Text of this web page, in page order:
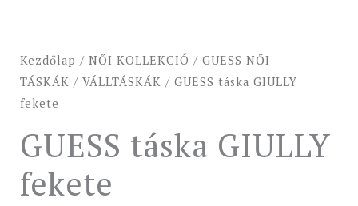
Kezdőlap / NŐI KOLLEKCIÓ / GUESS NŐI
TÁSKÁK / VÁLLTÁSKÁK / GUESS táska GIULLY
fekete
GUESS táska GIULLY
fekete